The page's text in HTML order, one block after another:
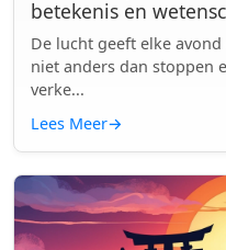
betekenis en
De lucht geeft elke
niet anders dan stoppen
verke...
Lees Meer→